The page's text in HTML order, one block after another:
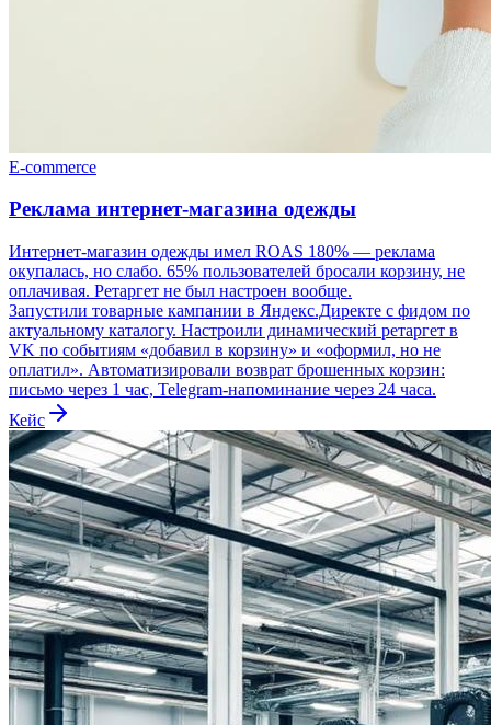
E-commerce
Реклама интернет-магазина одежды
Интернет-магазин одежды имел ROAS 180% — реклама
окупалась, но слабо. 65% пользователей бросали корзину, не
оплачивая. Ретаргет не был настроен вообще.
Запустили товарные кампании в Яндекс.Директе с фидом по
актуальному каталогу. Настроили динамический ретаргет в
VK по событиям «добавил в корзину» и «оформил, но не
оплатил». Автоматизировали возврат брошенных корзин:
письмо через 1 час, Telegram-напоминание через 24 часа.
Кейс